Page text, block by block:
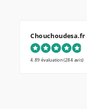
Chouchoudesa.fr
4.89 évaluation(284 avis)